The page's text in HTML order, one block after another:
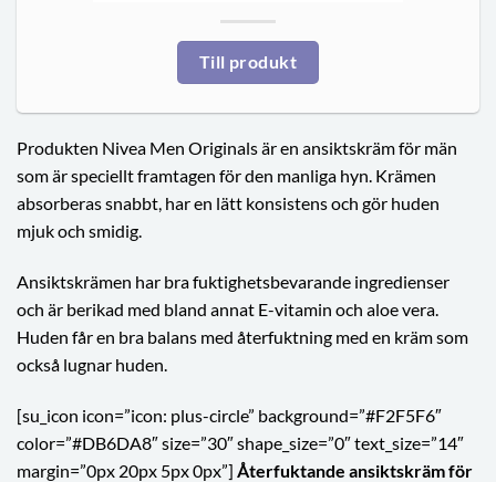
Produkten Nivea Men Originals är en ansiktskräm för män
som är speciellt framtagen för den manliga hyn. Krämen
absorberas snabbt, har en lätt konsistens och gör huden
mjuk och smidig.
Ansiktskrämen har bra fuktighetsbevarande ingredienser
och är berikad med bland annat E-vitamin och aloe vera.
Huden får en bra balans med återfuktning med en kräm som
också lugnar huden.
[su_icon icon=”icon: plus-circle” background=”#F2F5F6″
color=”#DB6DA8″ size=”30″ shape_size=”0″ text_size=”14″
margin=”0px 20px 5px 0px”] Återfuktande ansiktskräm för
Till produkt